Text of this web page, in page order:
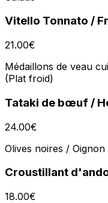
Vitello Tonnato /
21.00€
Médaillons de veau
(Plat froid)
Tataki de bœuf /
24.00€
Olives noires /
Croustillant
18.00€